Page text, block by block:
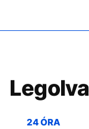
24 ÓRA